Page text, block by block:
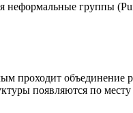
неформальные группы
проходит объединение
появляются по месту